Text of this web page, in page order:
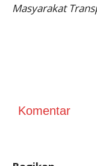
Masyarakat
Komentar